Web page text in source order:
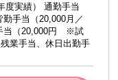
実績） 通勤手当
勤手当（20,000月／
当（20,000円 ※試
業手当、休日出勤手